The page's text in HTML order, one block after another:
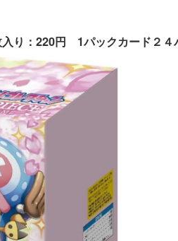
り：220円 1パックカード２４